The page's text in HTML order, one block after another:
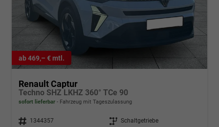
ab 469,– € mtl.
Renault Captur
Techno SHZ LKHZ 360° TCe 90
sofort lieferbar Fahrzeug mit Tageszulassung
Fahrzeugnr. 1344357 Getriebe Schaltgetriebe